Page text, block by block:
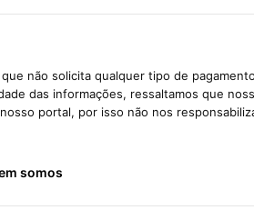
não solicita qualquer tipo de
das informações, ressaltamos que
portal, por isso não nos
somos